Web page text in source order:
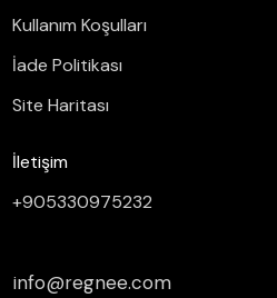
Kullanım Koşulları
İade Politikası
Site Haritası
İletişim
+905330975232
info@regnee.com